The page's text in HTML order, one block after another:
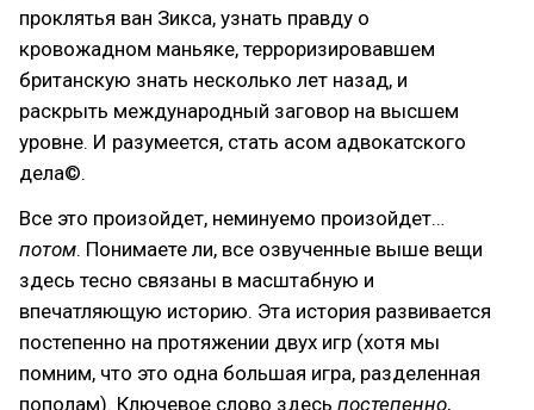
проклятья ван Зикса, узнать правду о
кровожадном маньяке, терроризировавшем
британскую знать несколько лет назад, и
раскрыть международный заговор на высшем
уровне. И разумеется, стать асом адвокатского
дела©.
Все это произойдет, неминуемо произойдет…
потом. Понимаете ли, все озвученные выше вещи
здесь тесно связаны в масштабную и
впечатляющую историю. Эта история развивается
постепенно на протяжении двух игр (хотя мы
помним, что это одна большая игра, разделенная
пополам). Ключевое слово здесь постепенно,